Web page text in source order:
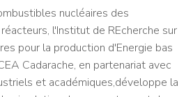
nucléaires des
l'Institut de REcherche sur
pour la production d'Energie bas
Cadarache, en partenariat avec
et académiques,développe la